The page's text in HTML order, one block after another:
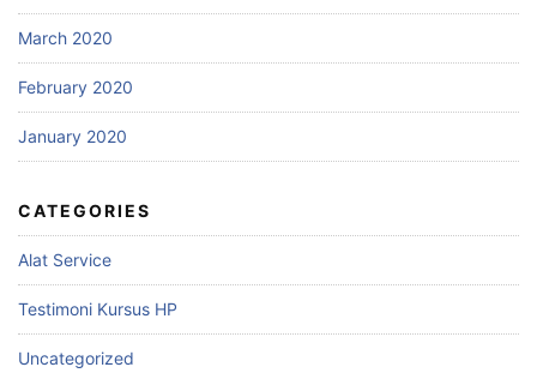
March 2020
February 2020
January 2020
CATEGORIES
Alat Service
Testimoni Kursus HP
Uncategorized